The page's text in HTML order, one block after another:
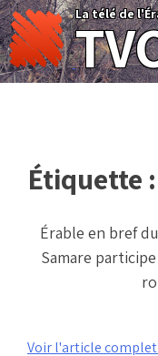
Skip
to
content
La télé de
Étiquette :
Érable en bref
Samare
Voir l'article complet